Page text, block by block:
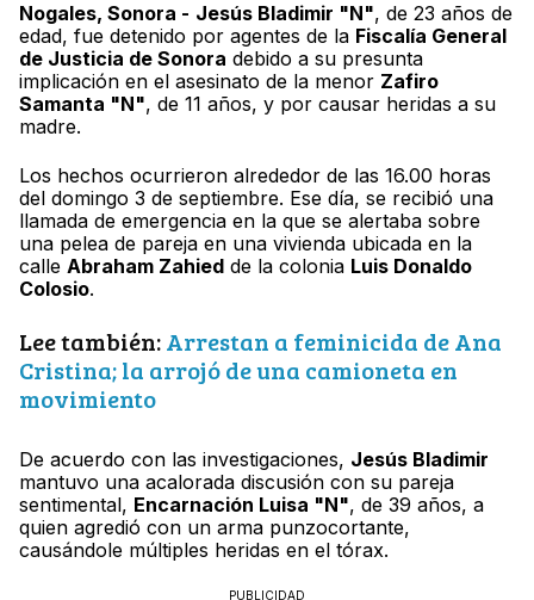
Nogales, Sonora - Jesús Bladimir "N", de 23 años de
edad, fue detenido por agentes de la Fiscalía General
de Justicia de Sonora debido a su presunta
implicación en el asesinato de la menor Zafiro
Samanta "N", de 11 años, y por causar heridas a su
madre.
Los hechos ocurrieron alrededor de las 16.00 horas
del domingo 3 de septiembre. Ese día, se recibió una
llamada de emergencia en la que se alertaba sobre
una pelea de pareja en una vivienda ubicada en la
calle Abraham Zahied de la colonia Luis Donaldo
Colosio.
Lee también:Arrestan a feminicida de Ana
Cristina; la arrojó de una camioneta en
movimiento
De acuerdo con las investigaciones, Jesús Bladimir
mantuvo una acalorada discusión con su pareja
sentimental, Encarnación Luisa "N", de 39 años, a
quien agredió con un arma punzocortante,
causándole múltiples heridas en el tórax.
PUBLICIDAD